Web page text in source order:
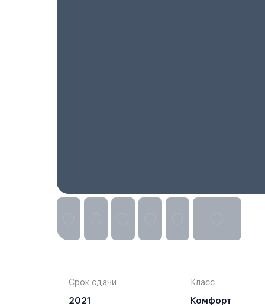
Срок сдачи
2021
Класс
Комфорт